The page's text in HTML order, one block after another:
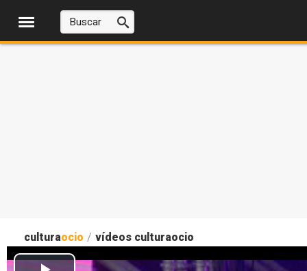
culturaocio / vídeos culturaocio